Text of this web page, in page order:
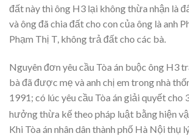
đất này thì ông H3 lại không thừa nhận là
và ông đã chia đất cho con của ông là anh
Phạm Thị T, không trả đất cho các bà.
Nguyên đơn yêu cầu Tòa án buộc ông H3
bà đã được mẹ và anh chị em trong nhà
1991; có lúc yêu cầu Tòa án giải quyết cho
hưởng thừa kế theo pháp luật bằng hiện
Khi Tòa án nhân dân thành phố Hà Nội thụ